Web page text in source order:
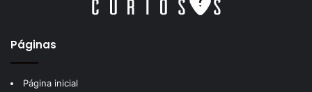
Páginas
Página inicial